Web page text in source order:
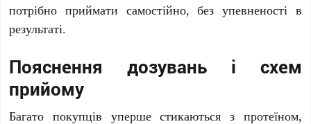
потрібно приймати самостійно, без упевненості в
результаті.
Пояснення дозувань і схем
прийому
Багато покупців уперше стикаються з протеїном,